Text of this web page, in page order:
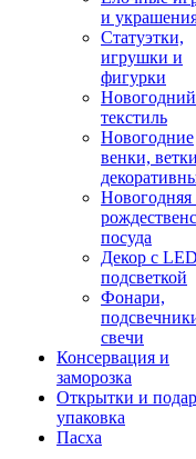
и
Статуэтки,
игрушки и
фигурки
Новогодний
текстиль
Новогодние
венки,
Новогодняя
посуда
Декор с LED
подсветкой
Фонари,
свечи
Консервация и
заморозка
Открытки и
упаковка
Пасха